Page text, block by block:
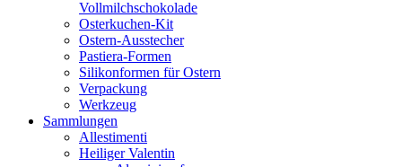
Vollmilchschokolade
Osterkuchen-Kit
Ostern-Ausstecher
Pastiera-Formen
Silikonformen für Ostern
Verpackung
Werkzeug
Sammlungen
Allestimenti
Heiliger Valentin